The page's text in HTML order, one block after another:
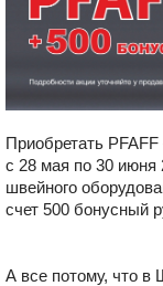
Приобретать
с 28 мая по 30 июня
швейного
счет 500 бонусный
А все потому, что в